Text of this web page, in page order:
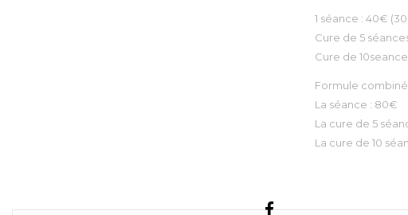
1 séance : 40€
Cure de 5
Cure de
Formule
La séance : 80€
La cure de 5
La cure de 10